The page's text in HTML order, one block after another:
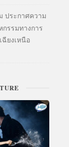
ประกาศความ
รรมทางการ
ยงเหนือ